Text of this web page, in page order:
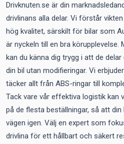
Drivknuten.se är din
drivlinans alla delar. Vi förstår
hög kvalitet, särskilt för bilar som
är nyckeln till en bra
kan du känna dig trygg i att de
din bil utan modifieringar. Vi
täcker allt från ABS-ringar till
Tack vare vår effektiva logistik kan
på de flesta beställningar, så att
vägen igen. Välj en expert som
drivlina för ett hållbart och säkert